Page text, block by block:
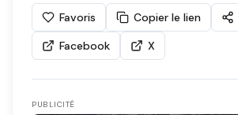
Favoris Copier le lien
Facebook
X
PUBLICITÉ